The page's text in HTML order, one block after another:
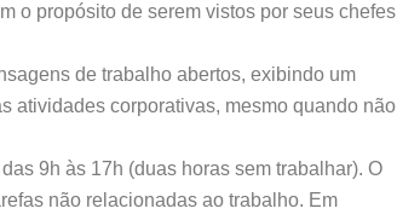
o propósito de serem vistos por seus chefes
de trabalho abertos, exibindo um
atividades corporativas, mesmo quando não
9h às 17h (duas horas sem trabalhar). O
não relacionadas ao trabalho. Em